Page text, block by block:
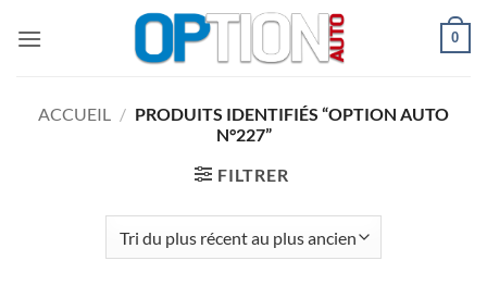
0
ACCUEIL / PRODUITS IDENTIFIÉS “OPTION AUTO
N°227”
FILTRER